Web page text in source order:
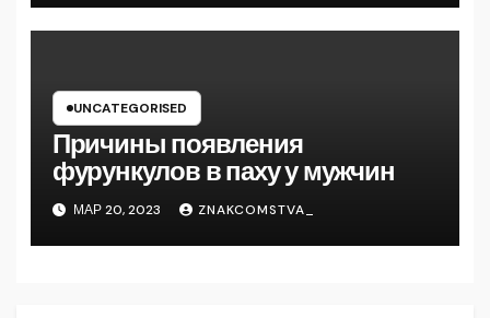
UNCATEGORISED
Причины появления
фурункулов в паху у мужчин
МАР 20, 2023 ZNAKCOMSTVA_